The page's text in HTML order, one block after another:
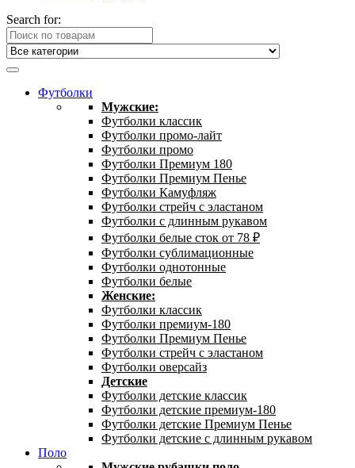
Search for:
Футболки
Мужские:
Футболки классик
Футболки промо-лайт
Футболки промо
Футболки Премиум 180
Футболки Премиум Пенье
Футболки Камуфляж
Футболки стрейч с эластаном
Футболки с длинным рукавом
Футболки белые сток от 78 ₽
Футболки сублимационные
Футболки однотонные
Футболки белые
Женские:
Футболки классик
Футболки премиум-180
Футболки Премиум Пенье
Футболки стрейч с эластаном
Футболки оверсайз
Детские
Футболки детские классик
Футболки детские премиум-180
Футболки детские Премиум Пенье
Футболки детские с длинным рукавом
Поло